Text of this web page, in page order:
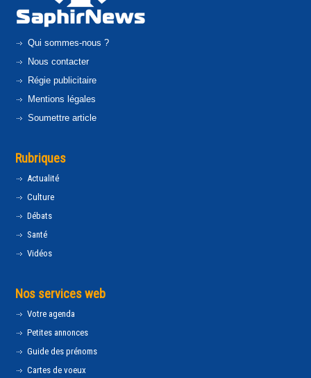
Qui sommes-nous ?
Nous contacter
Régie publicitaire
Mentions légales
Soumettre article
Rubriques
Actualité
Culture
Débats
Santé
Vidéos
Nos services web
Votre agenda
Petites annonces
Guide des prénoms
Cartes de voeux